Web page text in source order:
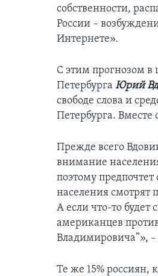
собственности,
России –
Интернете».
С этим прогнозом в
ПетербургаЮрий
свободе слова и
Петербурга. Вместе
Прежде всего
внимание
поэтому
населения смотрят
А если что-то будет
американцев
Владимировича”»,
Те же 15% россиян,